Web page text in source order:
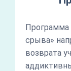
Программа
срыва»
возврата